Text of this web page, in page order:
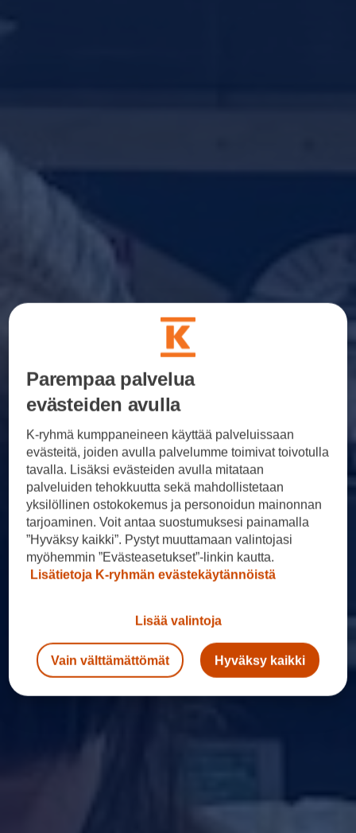
Parempaa palvelua
evästeiden avulla
K-ryhmä kumppaneineen käyttää palveluissaan
evästeitä, joiden avulla palvelumme toimivat toivotulla
tavalla. Lisäksi evästeiden avulla mitataan
palveluiden tehokkuutta sekä mahdollistetaan
yksilöllinen ostokokemus ja personoidun mainonnan
tarjoaminen. Voit antaa suostumuksesi painamalla
”Hyväksy kaikki”. Pystyt muuttamaan valintojasi
myöhemmin ”Evästeasetukset”-linkin kautta.
Lisätietoja K-ryhmän evästekäytännöistä
Lisää valintoja
Vain välttämättömät Hyväksy kaikki